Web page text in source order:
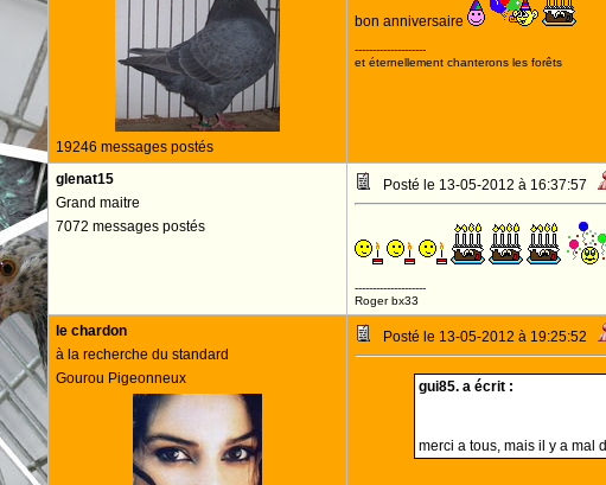
19246 messages postés
bon anniversaire
--------------------
et éternellement chanterons les forêts
glenat15
Grand maitre
7072 messages postés
Posté le 13-05-2012 à 16:37:57
--------------------
Roger bx33
le chardon
à la recherche du standard
Gourou Pigeonneux
Posté le 13-05-2012 à 19:25:52
gui85. a écrit :
merci a tous, mais il y a mal